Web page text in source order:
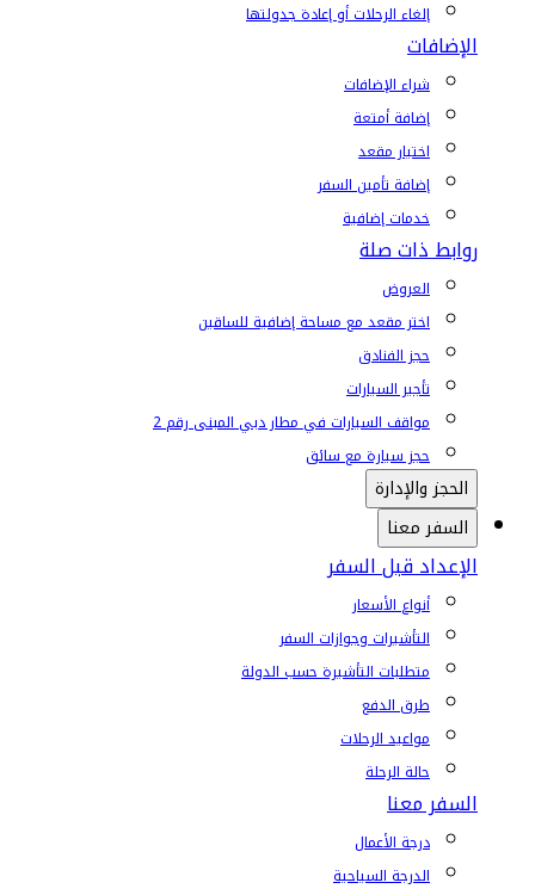
إلغاء الرحلات أو إعادة جدولتها
الإضافات
شراء الإضافات
إضافة أمتعة
اختيار مقعد
إضافة تأمين السفر
خدمات إضافية
روابط ذات صلة
العروض
اختر مقعد مع مساحة إضافية للساقين
حجز الفنادق
تأجير السيارات
مواقف السيارات في مطار دبي المبنى رقم 2
حجز سيارة مع سائق
الحجز والإدارة
السفر معنا
الإعداد قبل السفر
أنواع الأسعار
التأشيرات وجوازات السفر
متطلبات التأشيرة حسب الدولة
طرق الدفع
مواعيد الرحلات
حالة الرحلة
السفر معنا
درجة الأعمال
الدرجة السياحية